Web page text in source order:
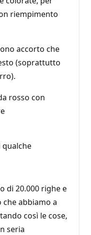
riempimento
accorto che
(soprattutto
rosso con
di 20.000 righe e
abbiamo a
così le cose,
seria